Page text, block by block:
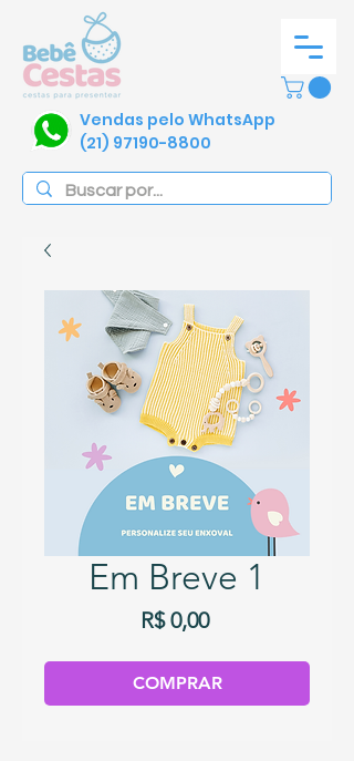
Vendas pelo WhatsApp
(21) 97190-8800
Em Breve 1
R$ 0,00Preço
COMPRAR